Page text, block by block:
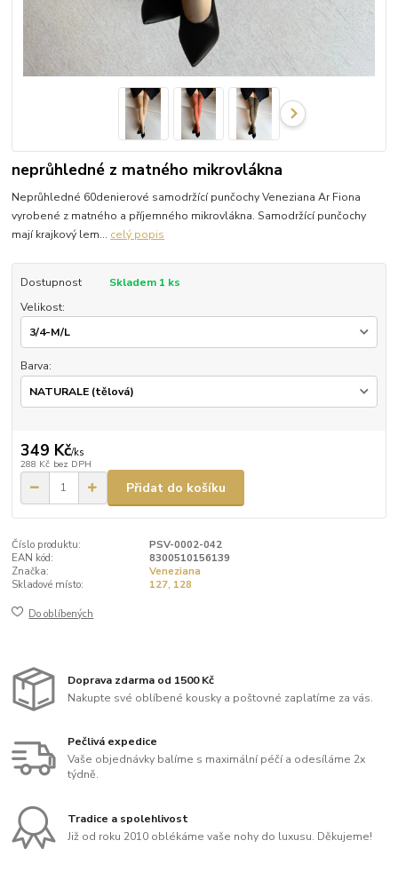
neprůhledné z matného mikrovlákna
Neprůhledné 60denierové samodržící punčochy Veneziana Ar Fiona
vyrobené z matného a příjemného mikrovlákna. Samodržící punčochy
mají krajkový lem... celý popis
Dostupnost
Skladem 1 ks
Velikost:
Barva:
349 Kč/ks
288 Kč bez DPH
Přidat do košíku
Číslo produktu:
PSV-0002-042
EAN kód:
8300510156139
Značka:
Veneziana
Skladové místo:
127, 128
Do oblíbených
Doprava zdarma od 1500 Kč
Nakupte své oblíbené kousky a poštovné zaplatíme za vás.
Pečlivá expedice
Vaše objednávky balíme s maximální péčí a odesíláme 2x
týdně.
Tradice a spolehlivost
Již od roku 2010 oblékáme vaše nohy do luxusu. Děkujeme!